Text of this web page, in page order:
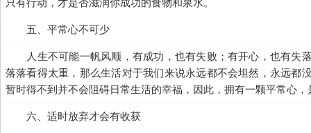
只有行动，才是否滋润你成功的食物和泉水。
五、平常心不可少
人生不可能一帆风顺，有成功，也有失败；有开心，也有失
落落看得太重，那么生活对于我们来说永远都不会坦然，永远都
暂时得不到并不会阻碍日常生活的幸福，因此，拥有一颗平常心
六、适时放弃才会有收获